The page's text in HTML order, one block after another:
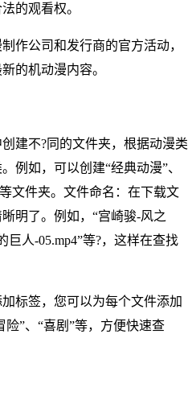
的观看权。
作公司和发行商的官方活动，
的机动漫内容。
建不?同的文件夹，根据动漫类
例如，可以创建“经典动漫”、
文件夹。文件命名：在下载文
明了。例如，“宫崎骏-风之
巨人-05.mp4”等?，这样在查找
标签，您可以为每个文件添加
险”、“喜剧”等，方便快速查